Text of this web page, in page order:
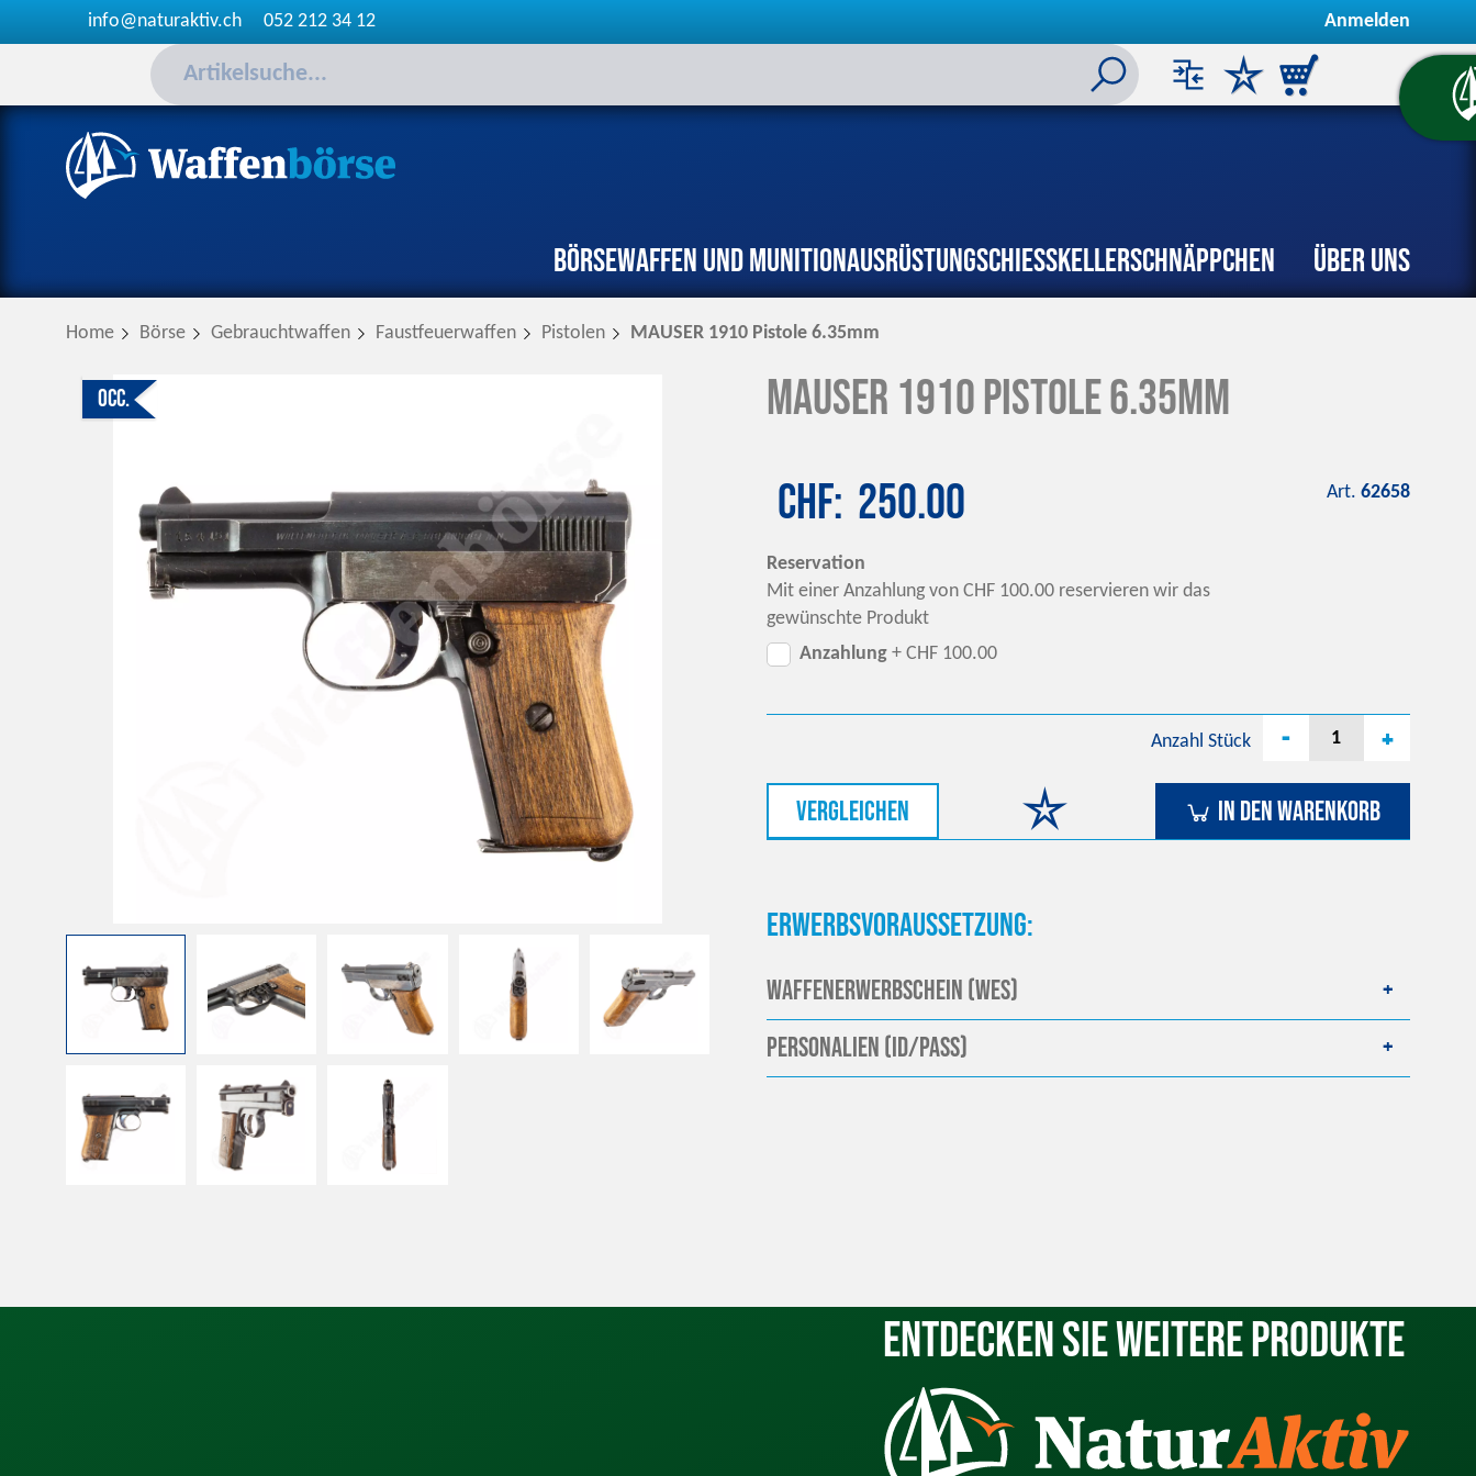
info@naturaktiv.ch 052 212 34 12 Anmelden
BörseWaffen und MunitionAusrüstungSchiesskellerSchnäppchen Über uns
Home Börse Gebrauchtwaffen Faustfeuerwaffen Pistolen MAUSER 1910 Pistole 6.35mm
Occ.
MAUSER 1910 Pistole 6.35mm
CHF 250.00
Reservation
Mit einer Anzahlung von CHF 100.00 reservieren wir das
gewünschte Produkt
Anzahlung + CHF 100.00
Art. 62658
vergleichen
Anzahl Stück - +
In den Warenkorb
Erwerbsvoraussetzung:
Waffenerwerbschein (WES)
Personalien (ID/Pass)
Entdecken Sie weitere Produkte